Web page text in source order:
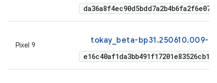
Pixel 9 tokay_beta-bp31.250610.009-